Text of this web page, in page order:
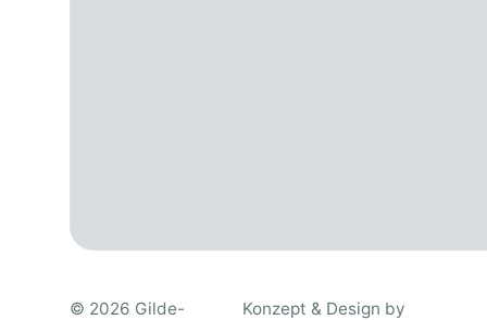
© 2026 Gilde-
Konzept & Design by